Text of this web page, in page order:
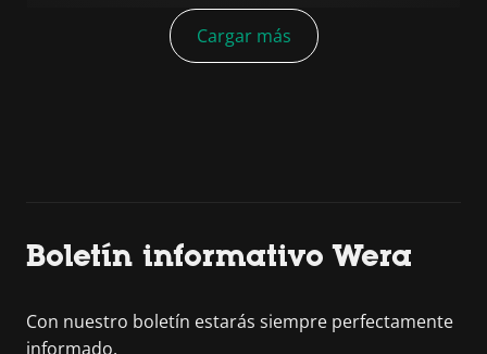
Cargar más
Boletín informativo Wera
Con nuestro boletín estarás siempre perfectamente
informado.